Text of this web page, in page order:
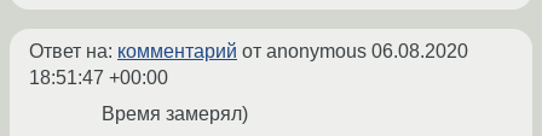
Ответ на: комментарий от anonymous 06.08.2020
18:51:47 +00:00
Время замерял)